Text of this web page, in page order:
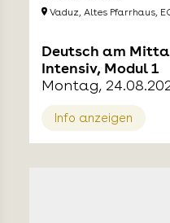
Vaduz, Altes Pfarrhaus,
Deutsch am
Intensiv, Modul 1
Montag,
Info anzeigen